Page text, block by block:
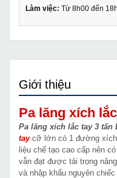
Làm việc: Từ 8h00 đến
Giới thiệu
Pa lăng xích
Pa lăng xích lắc tay 3 tấn
taycỡ lớn có 1 đường
liệu chế tạo cao cấp nên
vẫn đạt được tải trọng
và nhập khẩu nguyên